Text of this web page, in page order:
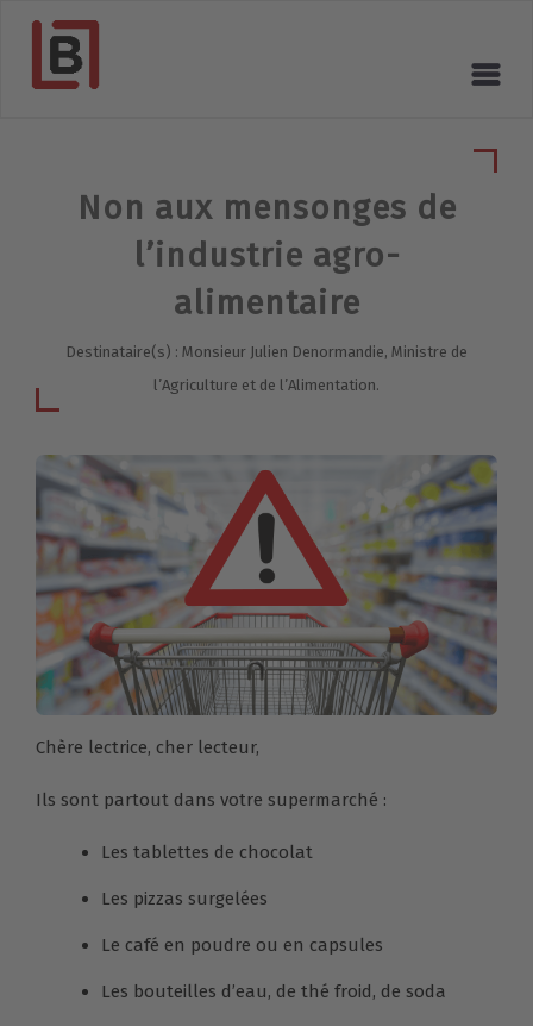
Non aux mensonges de
l’industrie agro-
alimentaire
Destinataire(s) : Monsieur Julien Denormandie, Ministre de
l’Agriculture et de l’Alimentation.
Chère lectrice, cher lecteur,
Ils sont partout dans votre supermarché :
Les tablettes de chocolat
Les pizzas surgelées
Le café en poudre ou en capsules
Les bouteilles d’eau, de thé froid, de soda